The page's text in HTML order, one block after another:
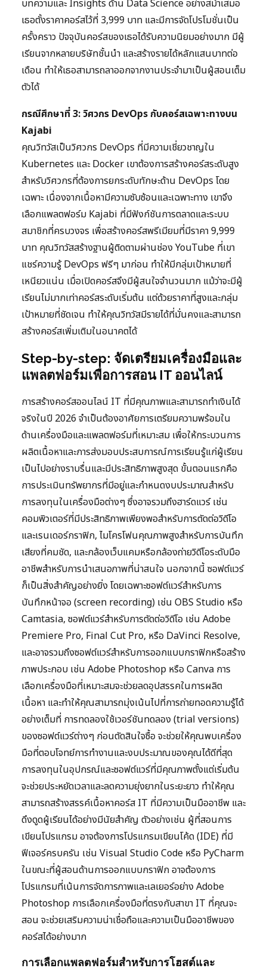
บทความและ Insights ด้าน Data Science อย่างสม่ำเสมอ
เธอตั้งราคาคอร์สไว้ที่ 3,999 บาท และมีการจัดโปรโมชั่นเป็น
ครั้งคราว ปัจจุบันคอร์สของเธอได้รับความนิยมอย่างมาก มีผู้
เรียนจากหลายบริษัทชั้นนำ และสร้างรายได้หลักแสนบาทต่อ
เดือน ทำให้เธอสามารถลาออกจากงานประจำมาเป็นผู้สอนเต็ม
ตัวได้
กรณีศึกษาที่ 3: วิศวกร DevOps กับคอร์สเฉพาะทางบน
Kajabi
คุณวิทวัสเป็นวิศวกร DevOps ที่มีความเชี่ยวชาญใน
Kubernetes และ Docker เขาต้องการสร้างคอร์สระดับสูง
สำหรับวิศวกรที่ต้องการยกระดับทักษะด้าน DevOps โดย
เฉพาะ เนื่องจากเนื้อหามีความซับซ้อนและเฉพาะทาง เขาจึง
เลือกแพลตฟอร์ม Kajabi ที่มีฟังก์ชันการตลาดและระบบ
สมาชิกที่ครบวงจร เพื่อสร้างคอร์สพรีเมียมที่มีราคา 9,999
บาท คุณวิทวัสสร้างฐานผู้ติดตามผ่านช่อง YouTube ที่เขา
แชร์ความรู้ DevOps ฟรีๆ มาก่อน ทำให้มีกลุ่มเป้าหมายที่
เหนียวแน่น เมื่อเปิดคอร์สจึงมีผู้สนใจจำนวนมาก แม้ว่าจะมีผู้
เรียนไม่มากเท่าคอร์สระดับเริ่มต้น แต่ด้วยราคาที่สูงและกลุ่ม
เป้าหมายที่ชัดเจน ทำให้คุณวิทวัสมีรายได้ที่มั่นคงและสามารถ
สร้างคอร์สเพิ่มเติมในอนาคตได้
Step-by-step: จัดเตรียมเครื่องมือและ
แพลตฟอร์มเพื่อการสอน IT ออนไลน์
การสร้างคอร์สออนไลน์ IT ที่มีคุณภาพและสามารถทำเงินได้
จริงในปี 2026 จำเป็นต้องอาศัยการเตรียมความพร้อมใน
ด้านเครื่องมือและแพลตฟอร์มที่เหมาะสม เพื่อให้กระบวนการ
ผลิตเนื้อหาและการส่งมอบประสบการณ์การเรียนรู้แก่ผู้เรียน
เป็นไปอย่างราบรื่นและมีประสิทธิภาพสูงสุด ขั้นตอนแรกคือ
การประเมินทรัพยากรที่มีอยู่และกำหนดงบประมาณสำหรับ
การลงทุนในเครื่องมือต่างๆ ซึ่งอาจรวมถึงฮาร์ดแวร์ เช่น
คอมพิวเตอร์ที่มีประสิทธิภาพเพียงพอสำหรับการตัดต่อวิดีโอ
และเรนเดอร์กราฟิก, ไมโครโฟนคุณภาพสูงสำหรับการบันทึก
เสียงที่คมชัด, และกล้องเว็บแคมหรือกล้องถ่ายวิดีโอระดับมือ
อาชีพสำหรับการนำเสนอภาพที่น่าสนใจ นอกจากนี้ ซอฟต์แวร์
ก็เป็นสิ่งสำคัญอย่างยิ่ง โดยเฉพาะซอฟต์แวร์สำหรับการ
บันทึกหน้าจอ (screen recording) เช่น OBS Studio หรือ
Camtasia, ซอฟต์แวร์สำหรับการตัดต่อวิดีโอ เช่น Adobe
Premiere Pro, Final Cut Pro, หรือ DaVinci Resolve,
และอาจรวมถึงซอฟต์แวร์สำหรับการออกแบบกราฟิกหรือสร้าง
ภาพประกอบ เช่น Adobe Photoshop หรือ Canva การ
เลือกเครื่องมือที่เหมาะสมจะช่วยลดอุปสรรคในการผลิต
เนื้อหา และทำให้คุณสามารถมุ่งเน้นไปที่การถ่ายทอดความรู้ได้
อย่างเต็มที่ การทดลองใช้เวอร์ชันทดลอง (trial versions)
ของซอฟต์แวร์ต่างๆ ก่อนตัดสินใจซื้อ จะช่วยให้คุณพบเครื่อง
มือที่ตอบโจทย์การทำงานและงบประมาณของคุณได้ดีที่สุด
การลงทุนในอุปกรณ์และซอฟต์แวร์ที่มีคุณภาพตั้งแต่เริ่มต้น
จะช่วยประหยัดเวลาและลดความยุ่งยากในระยะยาว ทำให้คุณ
สามารถสร้างสรรค์เนื้อหาคอร์ส IT ที่มีความเป็นมืออาชีพ และ
ดึงดูดผู้เรียนได้อย่างมีนัยสำคัญ ตัวอย่างเช่น ผู้ที่สอนการ
เขียนโปรแกรม อาจต้องการโปรแกรมเขียนโค้ด (IDE) ที่มี
ฟีเจอร์ครบครัน เช่น Visual Studio Code หรือ PyCharm
ในขณะที่ผู้สอนด้านการออกแบบกราฟิก อาจต้องการ
โปรแกรมที่เน้นการจัดการภาพและเลเยอร์อย่าง Adobe
Photoshop การเลือกเครื่องมือที่ตรงกับสาขา IT ที่คุณจะ
สอน จะช่วยเสริมความน่าเชื่อถือและความเป็นมืออาชีพของ
คอร์สได้อย่างมาก
การเลือกแพลตฟอร์มสำหรับการโฮสต์และ